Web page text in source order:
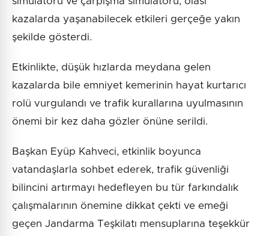
kazalarda yaşanabilecek etkileri gerçeğe yakın
şekilde gösterdi.
Etkinlikte, düşük hızlarda meydana gelen
kazalarda bile emniyet kemerinin hayat kurtarıcı
rolü vurgulandı ve trafik kurallarına uyulmasının
önemi bir kez daha gözler önüne serildi.
Başkan Eyüp Kahveci, etkinlik boyunca
vatandaşlarla sohbet ederek, trafik güvenliği
bilincini artırmayı hedefleyen bu tür farkındalık
çalışmalarının önemine dikkat çekti ve emeği
geçen Jandarma Teşkilatı mensuplarına teşekkür